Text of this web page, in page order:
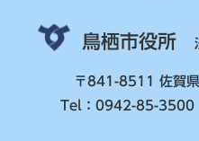
鳥栖市役所
〒841-8511 佐賀
Tel：0942-85-